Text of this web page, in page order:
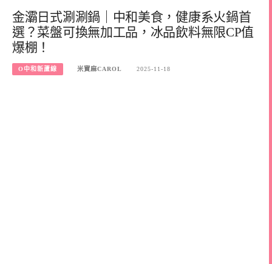
金灞日式涮涮鍋｜中和美食，健康系火鍋首
選？菜盤可換無加工品，冰品飲料無限CP值
爆棚！
O中和新蘆線 米寶麻CAROL 2025-11-18